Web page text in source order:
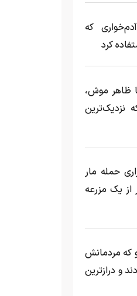
که
کرد
ظاهر موش،
حمله مار‌
از یک مزرعه‌
که مردمانش
و درازترین